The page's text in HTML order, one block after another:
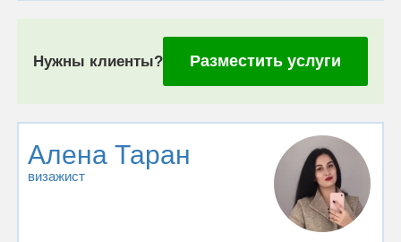
Нужны клиенты? Разместить услуги
Алена Таран
визажист